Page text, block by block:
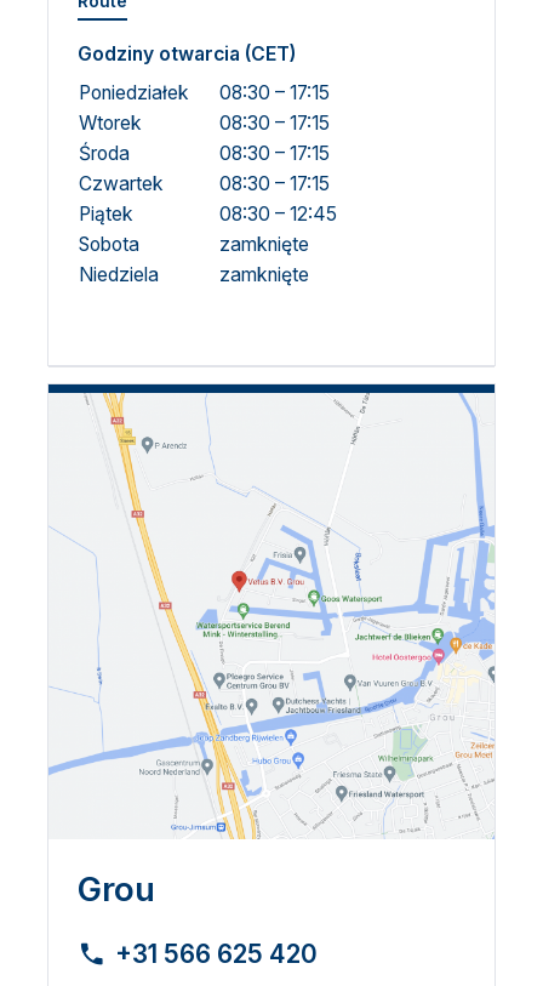
Godziny otwarcia (CET)
Poniedziałek
08:30 – 17:15
Wtorek
08:30 – 17:15
Środa
08:30 – 17:15
Czwartek
08:30 – 17:15
Piątek
08:30 – 12:45
Sobota
zamknięte
Niedziela
zamknięte
Grou
+31 566 625 420